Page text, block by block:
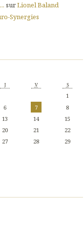
surLionel Baland
Synergies
J V S
1
6 7
8
13 14
15
20 21
22
27 28
29